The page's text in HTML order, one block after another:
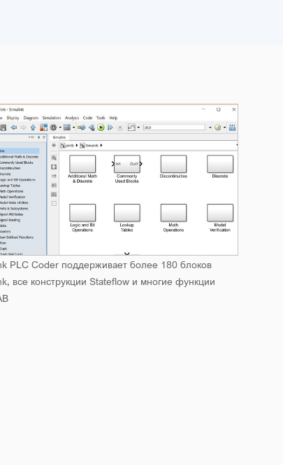
PLC Coder поддерживает более 180 блоков
все конструкции Stateflow и многие функции